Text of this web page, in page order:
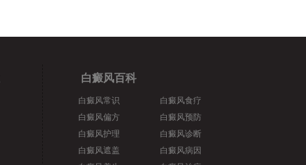
白癜风百科
白癜风常识
白癜风偏方
白癜风护理
白癜风遮盖
白癜风食疗
白癜风预防
白癜风诊断
白癜风病因